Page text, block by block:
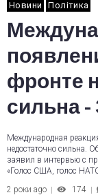
Новини Політика
фронте
сильна -
Международная
недостаточно сильна.
заявил в интервью с
«Голос США, голос
2 роки ago
174